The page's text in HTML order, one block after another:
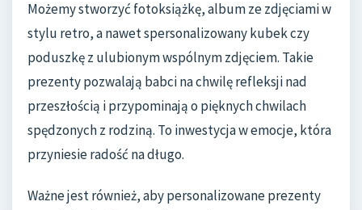
Możemy stworzyć fotoksiążkę, album ze zdjęciami w
stylu retro, a nawet spersonalizowany kubek czy
poduszkę z ulubionym wspólnym zdjęciem. Takie
prezenty pozwalają babci na chwilę refleksji nad
przeszłością i przypominają o pięknych chwilach
spędzonych z rodziną. To inwestycja w emocje, która
przyniesie radość na długo.
Ważne jest również, aby personalizowane prezenty